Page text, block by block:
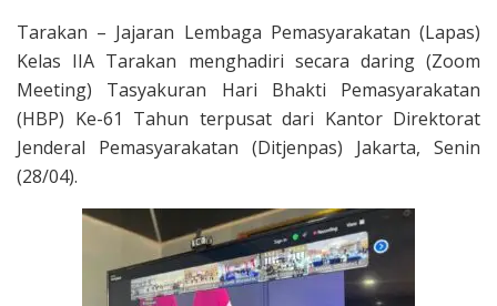
Tarakan – Jajaran Lembaga Pemasyarakatan (Lapas)
Kelas IIA Tarakan menghadiri secara daring (Zoom
Meeting) Tasyakuran Hari Bhakti Pemasyarakatan
(HBP) Ke-61 Tahun terpusat dari Kantor Direktorat
Jenderal Pemasyarakatan (Ditjenpas) Jakarta, Senin
(28/04).